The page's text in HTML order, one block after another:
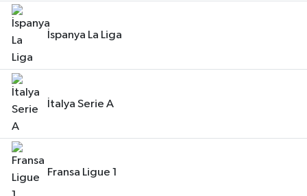
İspanya La Liga
İtalya Serie A
Fransa Ligue 1